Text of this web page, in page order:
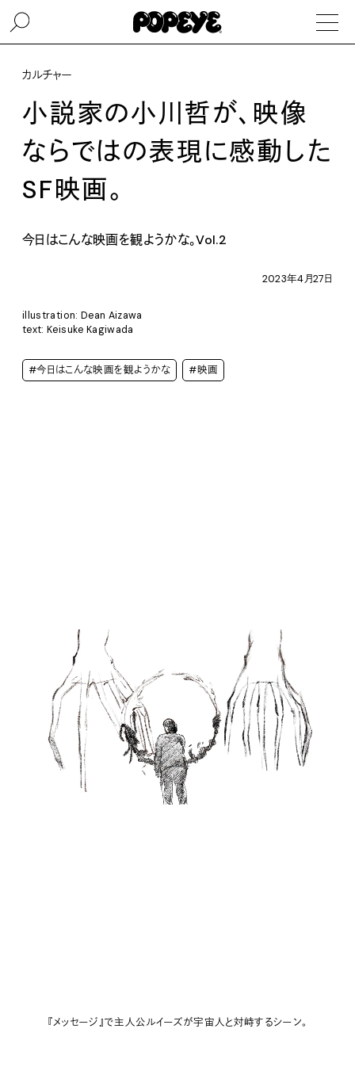
カルチャー
小説家の小川哲が、映像
ならではの表現に感動した
SF映画。
今日はこんな映画を観ようかな。Vol.2
2023年4月27日
illustration: Dean Aizawa
text: Keisuke Kagiwada
#今日はこんな映画を観ようかな #映画
『メッセージ』で主人公ルイーズが宇宙人と対峙するシーン。